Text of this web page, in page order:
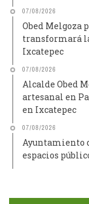
07/08/2026
Obed Melgoza
transformará
Ixcatepec
07/08/2026
Alcalde Obed
artesanal en
en Ixcatepec
07/08/2026
Ayuntamiento
espacios